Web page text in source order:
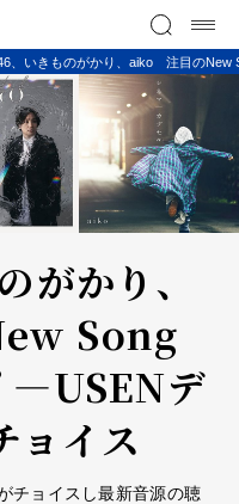
、いきものがかり、aiko 注目のNew
がかり、
Song
―USENデ
ョイス
チョイスし最新音源の聴